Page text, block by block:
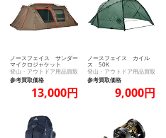
ノースフェイス サンダー
マイクロジャケット
登山・アウトドア用品買取
参考買取価格
13,000円
ノースフェイス カイル
ス 50K
登山・アウトドア用品買取
参考買取価格
9,000円